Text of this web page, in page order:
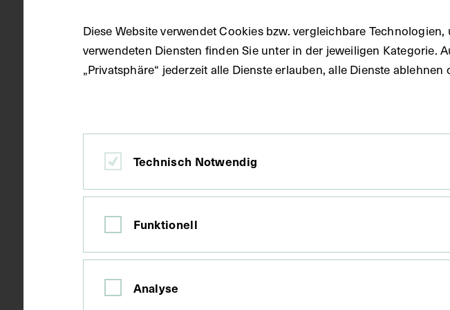
Datierung um 1900
Diese Website verwendet Cookies bzw. vergleichbare
verwendeten Diensten finden Sie unter in der jeweiligen Kategorie.
„Privatsphäre“ jederzeit alle Dienste erlauben, alle Dienste
Technisch Notwendig
Funktionell
Analyse